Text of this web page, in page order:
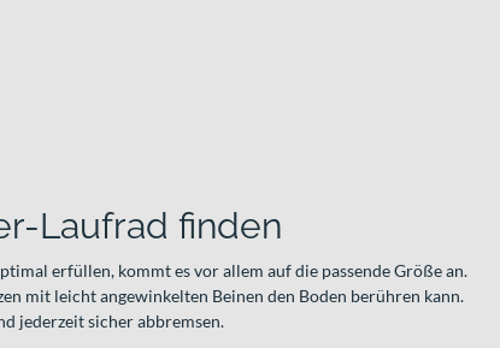
Laufrad finden
erfüllen, kommt es vor allem auf die passende Größe an.
mit leicht angewinkelten Beinen den Boden berühren kann.
jederzeit sicher abbremsen.